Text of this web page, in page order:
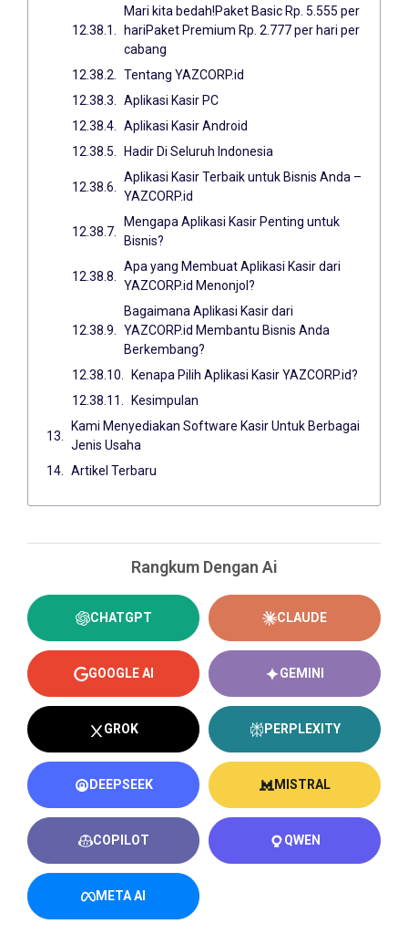
Mari kita bedah!Paket Basic Rp. 5.555 per
hariPaket Premium Rp. 2.777 per hari per
cabang
Tentang YAZCORP.id
Aplikasi Kasir PC
Aplikasi Kasir Android
Hadir Di Seluruh Indonesia
Aplikasi Kasir Terbaik untuk Bisnis Anda –
YAZCORP.id
Mengapa Aplikasi Kasir Penting untuk
Bisnis?
Apa yang Membuat Aplikasi Kasir dari
YAZCORP.id Menonjol?
Bagaimana Aplikasi Kasir dari
YAZCORP.id Membantu Bisnis Anda
Berkembang?
Kenapa Pilih Aplikasi Kasir YAZCORP.id?
Kesimpulan
Kami Menyediakan Software Kasir Untuk Berbagai
Jenis Usaha
Artikel Terbaru
Rangkum Dengan Ai
CHATGPT CLAUDE
GOOGLE AI GEMINI
GROK PERPLEXITY
DEEPSEEK MISTRAL
COPILOT QWEN
META AI